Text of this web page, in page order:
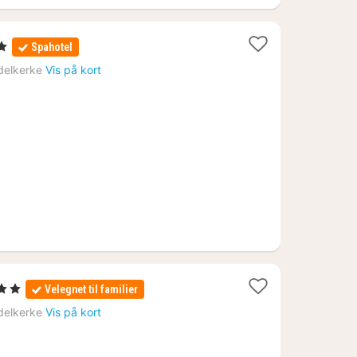
Spahotel
Vis på kort
Stjerner Velegnet til familier
Vis på kort